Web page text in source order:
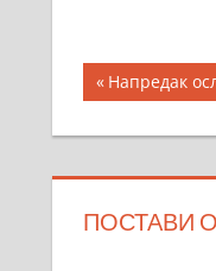
чланка
Previous
Post:
Напредак
ПОСТАВИ